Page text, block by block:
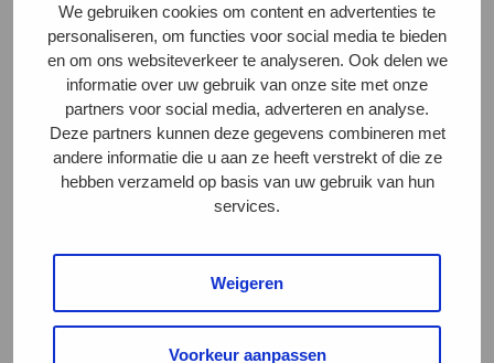
We gebruiken cookies om content en advertenties te
personaliseren, om functies voor social media te bieden
en om ons websiteverkeer te analyseren. Ook delen we
informatie over uw gebruik van onze site met onze
partners voor social media, adverteren en analyse.
Deze partners kunnen deze gegevens combineren met
andere informatie die u aan ze heeft verstrekt of die ze
hebben verzameld op basis van uw gebruik van hun
services.
Weigeren
Voorkeur aanpassen
niet duidelijk. Dat moet tot op de bodem worden
uitgezocht. Duidelijk is dat een intensivering van de
wetshandhaving in de vleesindustrie een knelpunt is.
Als je mensen niet op heterdaad kunt betrappen, of als
er een cultuur heerst van intimidatie van controleurs
van de Nederlandse Voedsel- en Warenautoriteit, dan
ligt het gevaar van list en bedrog altijd op de loer”.
De Dierenbescherming reageert daarom positief op